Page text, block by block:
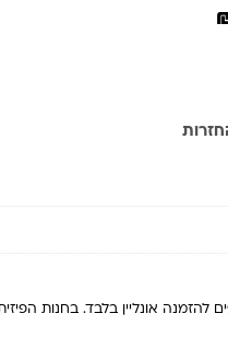
אונליין בלבד. בחנות